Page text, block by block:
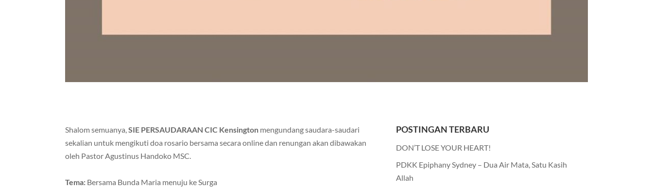
Shalom semuanya,SIE PERSAUDARAAN CIC Kensington mengundang saudara-saudari
sekalian untuk mengikuti doa rosario bersama secara online dan renungan akan dibawakan
oleh Pastor Agustinus Handoko MSC.
Tema: Bersama Bunda Maria menuju ke Surga
POSTINGAN TERBARU
DON’T LOSE YOUR HEART!
PDKK Epiphany Sydney – Dua Air Mata, Satu Kasih
Allah